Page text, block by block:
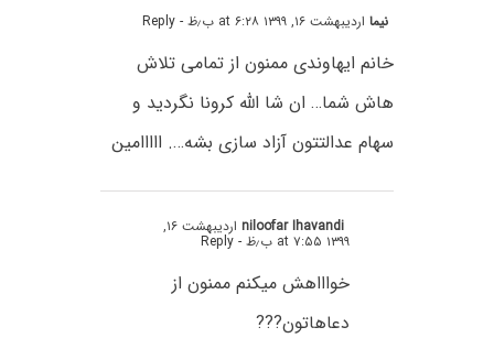
نیمااردیبهشت ۱۶, ۱۳۹۹ at ۶:۲۸ ب٫ظ - Reply
خانم ایهاوندی ممنون از تمامی تلاش
هاش شما… ان شا الله کرونا نگردید و
سهام عدالتتون آزاد سازی بشه…. ااااامین
niloofar Ihavandi اردیبهشت ۱۶,
۱۳۹۹ at ۷:۵۵ ب٫ظ - Reply
خواااهش میکنم ممنون از
دعاهاتون???